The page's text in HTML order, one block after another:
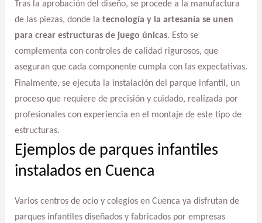
Tras la aprobación del diseño, se procede a la manufactura
de las piezas, donde la tecnología y la artesanía se unen
para crear estructuras de juego únicas. Esto se
complementa con controles de calidad rigurosos, que
aseguran que cada componente cumpla con las expectativas.
Finalmente, se ejecuta la instalación del parque infantil, un
proceso que requiere de precisión y cuidado, realizada por
profesionales con experiencia en el montaje de este tipo de
estructuras.
Ejemplos de parques infantiles
instalados en Cuenca
Varios centros de ocio y colegios en Cuenca ya disfrutan de
parques infantiles diseñados y fabricados por empresas